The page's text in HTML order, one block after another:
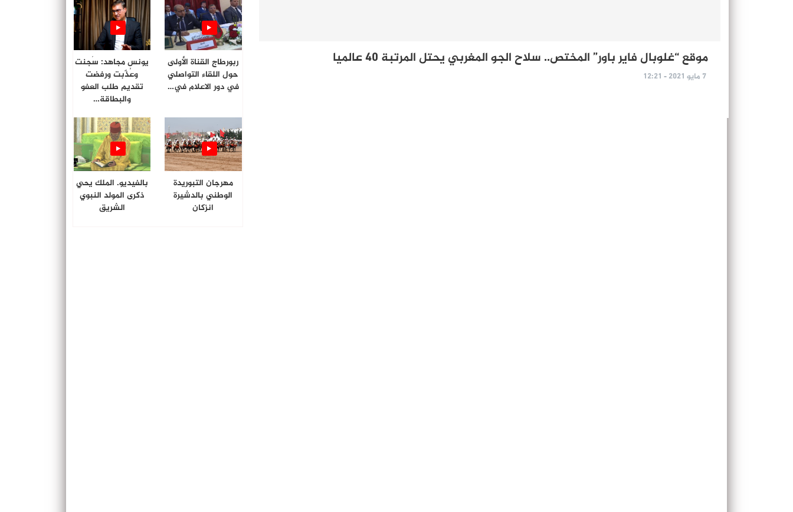
موقع “غلوبال فاير باور” المختص.. سلاح الجو المغربي يحتل المرتبة 40 عالميا
7 مايو 2021 - 12:21
ربورطاج القناة الأولى
حول اللقاء التواصلي
في دور الاعلام في…
يونس مجاهد: سُجنت
وعُذّبت ورفضت
تقديم طلب العفو
والبطاقة…
مهرجان التبوريدة
الوطني بالدشيرة
انزكان
بالفيديو. الملك يحي
ذكرى المولد النبوي
الشريق